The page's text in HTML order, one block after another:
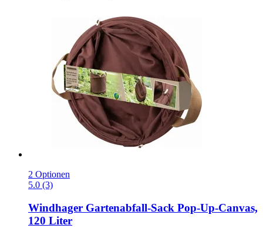
2 Optionen
5.0 (3)
Windhager Gartenabfall-​Sack Pop-​Up-​Canvas,
120 Liter